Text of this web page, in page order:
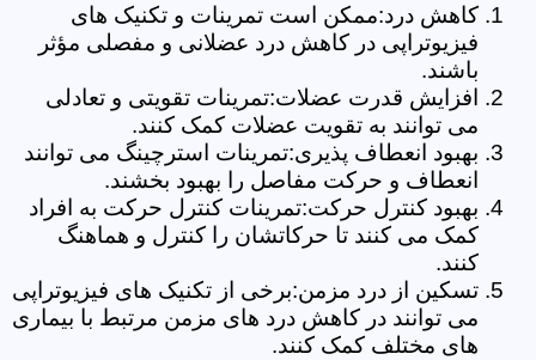
کاهش درد:ممکن است تمرینات و تکنیک های
فیزیوتراپی در کاهش درد عضلانی و مفصلی مؤثر
باشند.
افزایش قدرت عضلات:تمرینات تقویتی و تعادلی
می توانند به تقویت عضلات کمک کنند.
بهبود انعطاف پذیری:تمرینات استرچینگ می توانند
انعطاف و حرکت مفاصل را بهبود بخشند.
بهبود کنترل حرکت:تمرینات کنترل حرکت به افراد
کمک می کنند تا حرکاتشان را کنترل و هماهنگ
کنند.
تسکین از درد مزمن:برخی از تکنیک های فیزیوتراپی
می توانند در کاهش درد های مزمن مرتبط با بیماری
های مختلف کمک کنند.